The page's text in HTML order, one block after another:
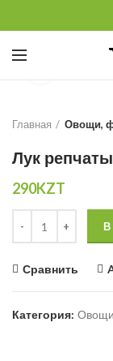
Главная Овощи,
Лук
290KZT
В
Сравнить
Категория: